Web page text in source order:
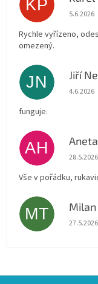
KP
5.6.2026
Rychle vyřízeno,
omezený.
JN Jiří
4.6.2026
funguje.
AH
28.5.2026
Vše v pořádku,
MT Milan
27.5.2026